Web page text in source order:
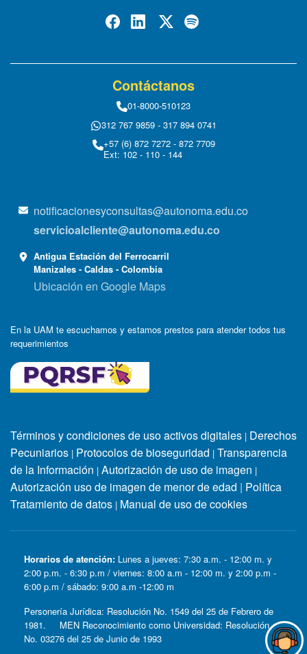
Contáctanos
01-8000-510123
312 767 9859 - 317 894 0741
+57 (6) 872 7272 - 872 7709
Ext: 102 - 110 - 144
notificacionesyconsultas@autonoma.edu.co
servicioalcliente@autonoma.edu.co
Antigua Estación del Ferrocarril
Manizales - Caldas - Colombia
Ubicación en Google Maps
En la UAM te escuchamos y estamos prestos para atender todos tus
requerimientos
Términos y condiciones de uso activos digitales | Derechos
Pecuniarios | Protocolos de bioseguridad | Transparencia
de la Información | Autorización de uso de imagen |
Autorización uso de imagen de menor de edad | Política
Tratamiento de datos | Manual de uso de cookies
Horarios de atención: Lunes a jueves: 7:30 a.m. - 12:00 m. y
2:00 p.m. - 6:30 p.m / viernes: 8:00 a.m - 12:00 m. y 2:00 p.m -
6:00 p.m / sábado: 9:00 a.m -12:00 m
Personería Jurídica: Resolución No. 1549 del 25 de Febrero de
1981. MEN Reconocimiento como Universidad: Resolución
No. 03276 del 25 de Junio de 1993